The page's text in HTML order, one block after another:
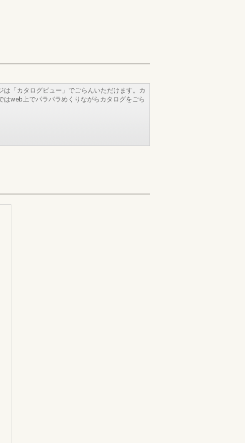
は「カタログビュー」でごらんいただけます。カ
はweb上でパラパラめくりながらカタログをごら